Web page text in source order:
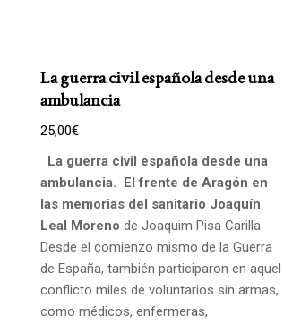
La guerra civil española desde una
ambulancia
25,00€
La guerra civil española desde una
ambulancia. El frente de Aragón en
las memorias del sanitario Joaquín
Leal Moreno de Joaquim Pisa Carilla
Desde el comienzo mismo de la Guerra
de España, también participaron en aquel
conflicto miles de voluntarios sin armas,
como médicos, enfermeras,